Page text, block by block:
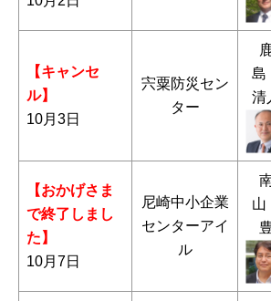
【キャンセ
ル】
10月3日
宍粟防災セン
ター
清
【おかげさま
で終了しまし
た】
10月7日
尼崎中小企業
センターアイ
ル